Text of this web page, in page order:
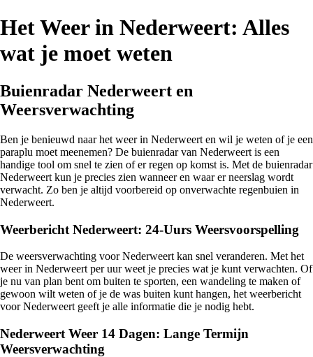
Het Weer in Nederweert: Alles
wat je moet weten
Buienradar Nederweert en
Weersverwachting
Ben je benieuwd naar het weer in Nederweert en wil je weten of je een
paraplu moet meenemen? De buienradar van Nederweert is een
handige tool om snel te zien of er regen op komst is. Met de buienradar
Nederweert kun je precies zien wanneer en waar er neerslag wordt
verwacht. Zo ben je altijd voorbereid op onverwachte regenbuien in
Nederweert.
Weerbericht Nederweert: 24-Uurs Weersvoorspelling
De weersverwachting voor Nederweert kan snel veranderen. Met het
weer in Nederweert per uur weet je precies wat je kunt verwachten. Of
je nu van plan bent om buiten te sporten, een wandeling te maken of
gewoon wilt weten of je de was buiten kunt hangen, het weerbericht
voor Nederweert geeft je alle informatie die je nodig hebt.
Nederweert Weer 14 Dagen: Lange Termijn
Weersverwachting